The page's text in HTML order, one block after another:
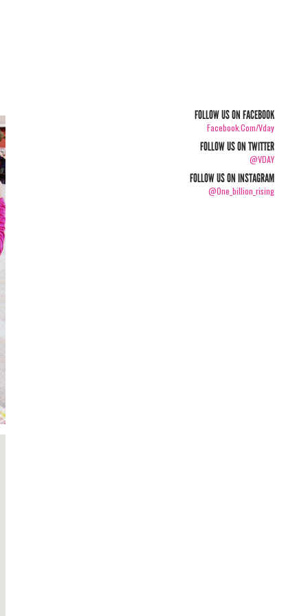
FOLLOW US ON FACEBOOK
Facebook.com/vday
FOLLOW US ON TWITTER
@VDAY
FOLLOW US ON INSTAGRAM
@one_billion_rising